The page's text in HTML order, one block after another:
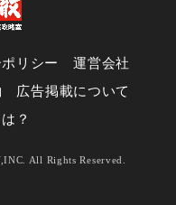
リシー
運営会社
広告掲載について
？
All Rights Reserved.